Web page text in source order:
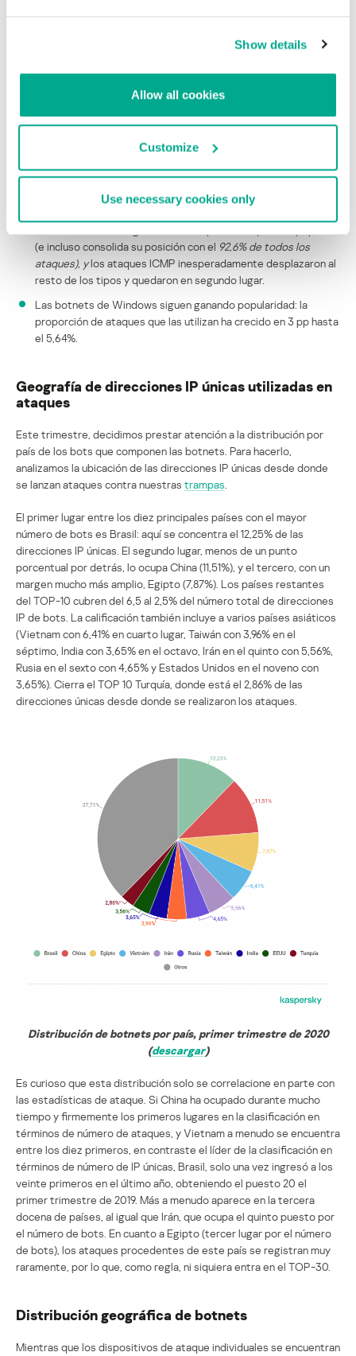
Show details
Allow all cookies
Customize
Use necessary cookies only
comando todavía están registrados en los Estados Unidos
(39,93%), mientras que la mayoría de los bots están en Brasil.
En general, la dinámica del número de ataques resultó ser muy
similar a los indicadores del trimestre anterior, con picos de
más de 230 ataques el 14 y 15 de febrero, y una disminución a 16
atacantes descansaron con mayor frecuencia los miércoles.
(e incluso consolida su posición con el 92,6% de todos los
ataques), ylos ataques ICMP inesperadamente desplazaron al
resto de los tipos y quedaron en segundo lugar.
Las botnets de Windows siguen ganando popularidad: la
proporción de ataques que las utilizan ha crecido en 3 pp hasta
el 5,64%.
Geografía de direcciones IP únicas utilizadas en
ataques
Este trimestre, decidimos prestar atención a la distribución por
país de los bots que componen las botnets. Para hacerlo,
analizamos la ubicación de las direcciones IP únicas desde donde
se lanzan ataques contra nuestras trampas
El primer lugar entre los diez principales países con el mayor
número de bots es Brasil: aquí se concentra el 12,25% de las
direcciones IP únicas. El segundo lugar, menos de un punto
porcentual por detrás, lo ocupa China (11,51%), y el tercero, con un
margen mucho más amplio, Egipto (7,87%). Los países restantes
del TOP-10 cubren del 6,5 al 2,5% del número total de direcciones
IP de bots. La calificación también incluye a varios países asiáticos
(Vietnam con 6,41% en cuarto lugar, Taiwán con 3,96% en el
séptimo, India con 3,65% en el octavo, Irán en el quinto con 5,56%,
Rusia en el sexto con 4,65% y Estados Unidos en el noveno con
3,65%). Cierra el TOP 10 Turquía, donde está el 2,86% de las
direcciones únicas desde donde se realizaron los ataques.
Distribución de botnets por país, primer trimestre de 2020
(descargar)
Es curioso que esta distribución solo se correlacione en parte con
las estadísticas de ataque. Si China ha ocupado durante mucho
tiempo y firmemente los primeros lugares en la clasificación en
términos de número de ataques, y Vietnam a menudo se encuentra
entre los diez primeros, en contraste el líder de la clasificación en
términos de número de IP únicas, Brasil, solo una vez ingresó a los
veinte primeros en el último año, obteniendo el puesto 20 el
primer trimestre de 2019. Más a menudo aparece en la tercera
docena de países, al igual que Irán, que ocupa el quinto puesto por
el número de bots. En cuanto a Egipto (tercer lugar por el número
de bots), los ataques procedentes de este país se registran muy
raramente, por lo que, como regla, ni siquiera entra en el TOP-30.
Distribución geográfica de botnets
Mientras que los dispositivos de ataque individuales se encuentran